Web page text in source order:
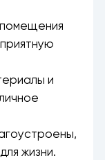
и
жизни.